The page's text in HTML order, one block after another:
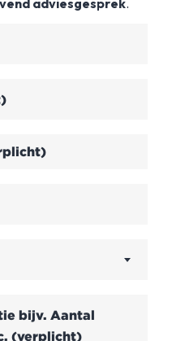
adviesgesprek.